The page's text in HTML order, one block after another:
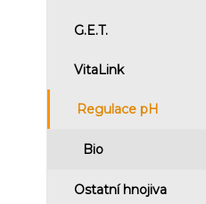
G.E.T.
VitaLink
Regulace pH
Bio
Ostatní hnojiva